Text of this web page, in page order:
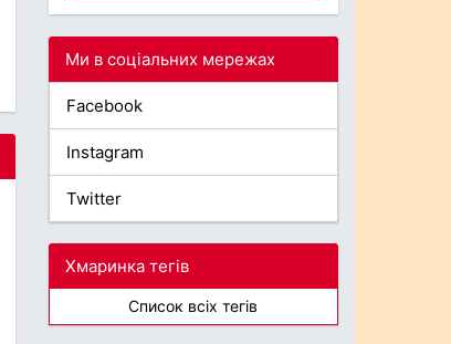
Ми в соціальних мережах
Facebook
Instagram
Twitter
Хмаринка тегів
Список всіх тегів